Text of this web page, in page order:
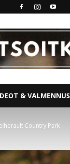
& VALMENNUS
Country Park